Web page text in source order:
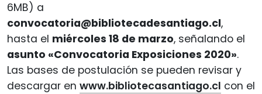
6MB) a
convocatoria@bibliotecadesantiago.cl,
hasta el miércoles 18 de marzo, señalando el
asunto «Convocatoria Exposiciones 2020».
Las bases de postulación se pueden revisar y
descargar en www.bibliotecasantiago.cl con el